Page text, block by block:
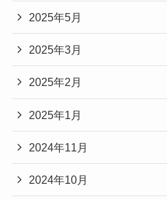
2025年5月
2025年3月
2025年2月
2025年1月
2024年11月
2024年10月